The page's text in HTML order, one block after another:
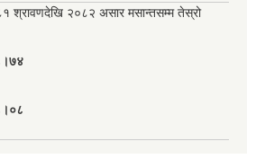
श्रावणदेखि २०८२ असार मसान्तसम्म तेस्रो